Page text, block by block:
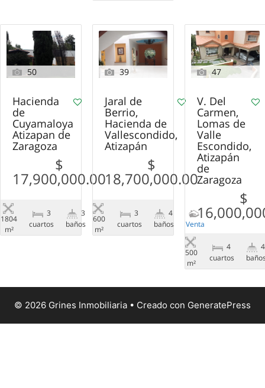
50
Hacienda
de
Cuyamaloya
Atizapan de
Zaragoza
$
17,900,000.00
1804
m²
3
сuartos
3
baños
Venta
39
Jaral de
Berrio,
Hacienda de
Vallescondido,
Atizapán
$
18,700,000.00
600
m²
3
сuartos
4
baños
Venta
47
V. Del
Carmen,
Lomas de
Valle
Escondido,
Atizapán
de
Zaragoza
$
500
m²
4
сuartos
4
© 2026 Grines Inmobiliaria • Creado con GeneratePress